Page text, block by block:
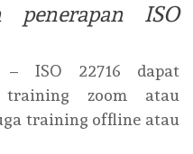
penerapan ISO
– ISO 22716 dapat
training zoom atau
training offline atau